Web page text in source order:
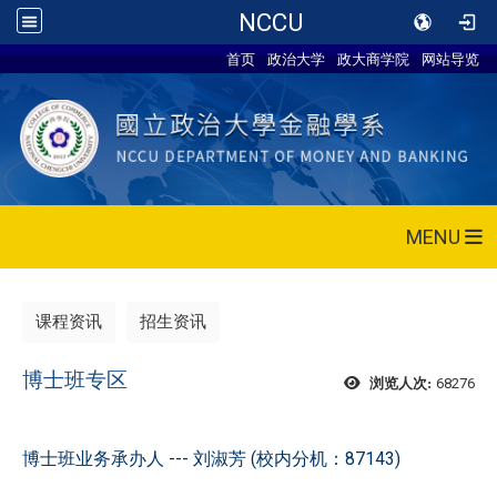
NCCU
首页 政治大学 政大商学院 网站导览
MENU
课程资讯 招生资讯
浏览人次: 68276
博士班专区
博士班业务承办人 --- 刘淑芳 (校内分机：87143)